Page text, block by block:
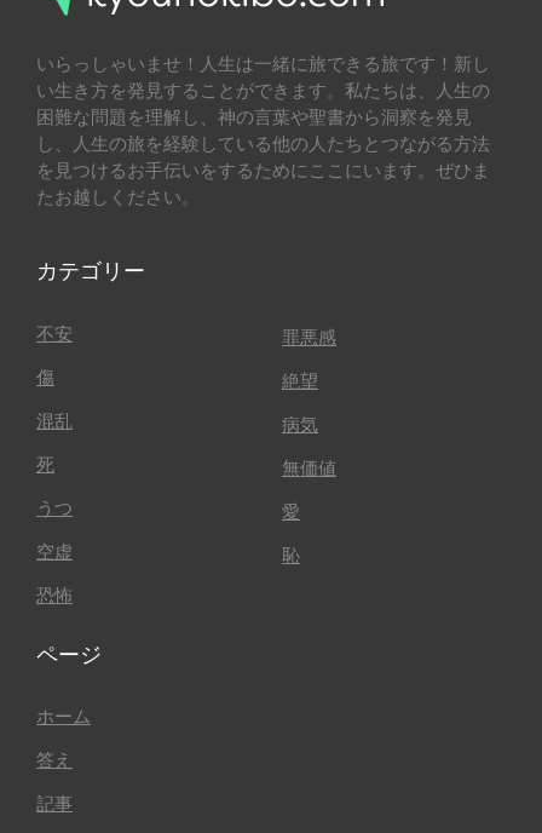
いらっしゃいませ！人生は一緒に旅できる旅です！新し
い生き方を発見することができます。私たちは、人生の
困難な問題を理解し、神の言葉や聖書から洞察を発見
し、人生の旅を経験している他の人たちとつながる方法
を見つけるお手伝いをするためにここにいます。ぜひま
たお越しください。
カテゴリー
不安
傷
混乱
死
うつ
空虚
恐怖
罪悪感
絶望
病気
無価値
愛
恥
ページ
ホーム
答え
記事